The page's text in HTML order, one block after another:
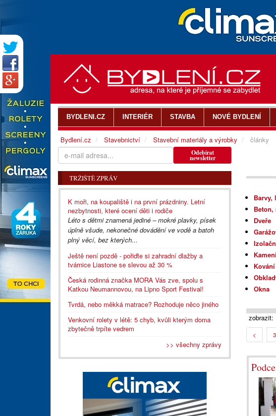
Barvy,
Dveře
Kování
Okna
zobrazit:
< 3
Odebírat
newsletter
TRŽIŠTĚ ZPRÁV
K moři, na koupaliště i na první prázdniny. Letní
nezbytnosti, které ocení děti i rodiče
Léto s dětmi znamená jediné – mokré plavky, písek
úplně všude, nekonečné dovádění ve vodě a batoh
plný věcí, bez kterých...
Ještě není pozdě - pořiďte si zahradní dlažby a
tvárnice Liastone se slevou až 30 %
Česká rodinná značka MORA Vás zve, spolu s
Katkou Neumannovou, na Lipno Sport Festival!
Tvrdá, nebo měkká matrace? Rozhoduje něco jiného
Venkovní rolety v létě: 5 chyb, kvůli kterým doma
zbytečně trpíte vedrem
>> všechny zprávy
BYDLENI.CZ INTERIÉR STAVBA NOVÉ BYDLENÍ
Bydlení.cz Stavebnictví Stavební materiály a výrobky články